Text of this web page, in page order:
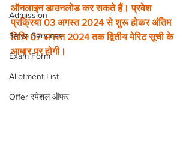
Admission
Satya Services
Exam Form
Allotment List
Offer स्पेशल ऑफर
ऑनलाइन डाउनलोड कर सकते हैं। प्रवेश
प्रक्रिया 03 अगस्त 2024 से शुरू होकर अंतिम
तिथि 07 अगस्त 2024 तक द्वितीय मेरिट सूची के
आधार पर होगी।